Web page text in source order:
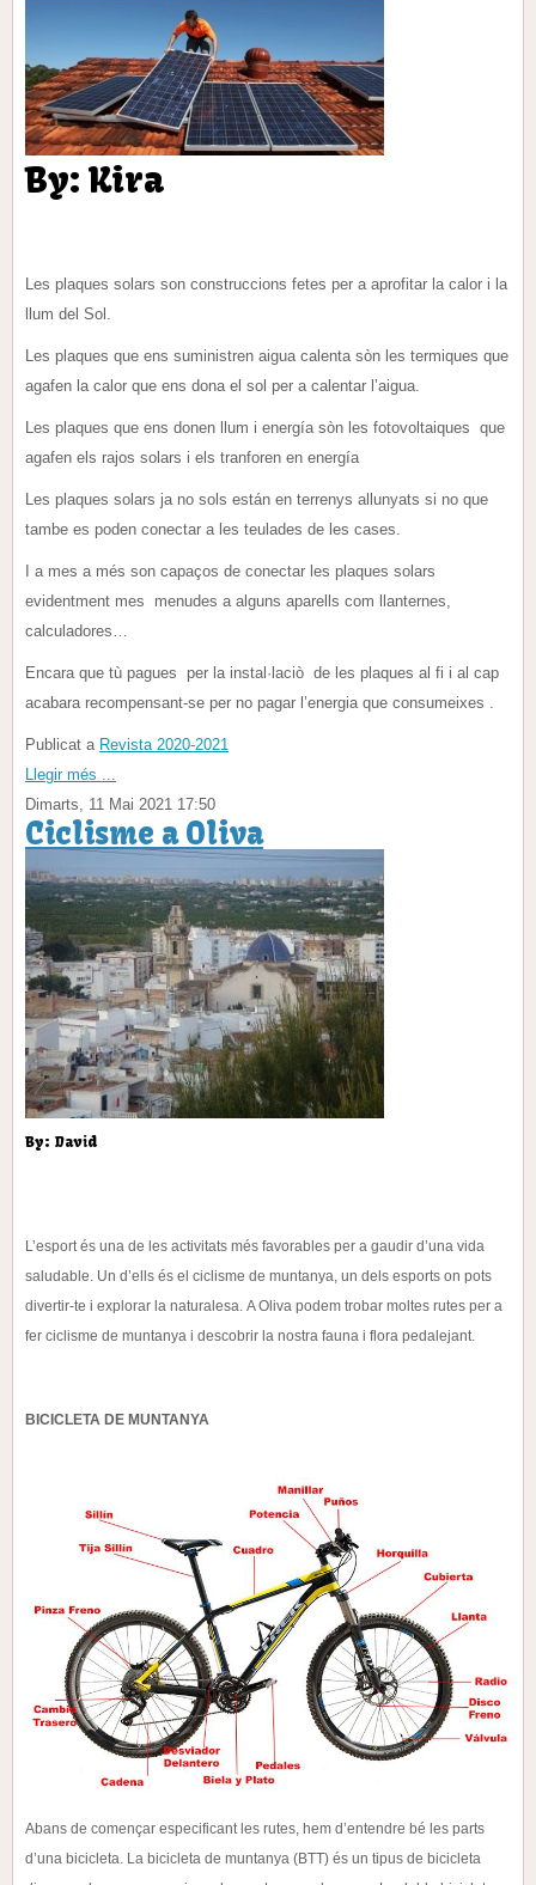
By: Kira
Les plaques solars son construccions fetes per a aprofitar la calor i la
llum del Sol.
Les plaques que ens suministren aigua calenta sòn les termiques que
agafen la calor que ens dona el sol per a calentar l’aigua.
Les plaques que ens donen llum i energía sòn les fotovoltaiques que
agafen els rajos solars i els tranforen en energía
Les plaques solars ja no sols están en terrenys allunyats si no que
tambe es poden conectar a les teulades de les cases.
I a mes a més son capaços de conectar les plaques solars
evidentment mes menudes a alguns aparells com llanternes,
calculadores…
Encara que tù pagues per la instal·laciò de les plaques al fi i al cap
acabararecompensant-se per no pagar l’energia que consumeixes .
Publicat a Revista 2020-2021
Llegir més ...
Dimarts, 11 Mai 2021 17:50
Ciclisme a Oliva
By: David
L’esport és una de les activitats més favorables per a gaudir d’una vida
saludable. Un d’ells és el ciclisme de muntanya, un dels esports on pots
divertir-te i explorar la naturalesa. A Oliva podem trobar moltes rutes per a
fer ciclisme de muntanya i descobrir la nostra fauna i flora pedalejant.
BICICLETA DE MUNTANYA
Abans de començar especificant les rutes, hem d’entendre bé les parts
d’una bicicleta. La bicicleta de muntanya (BTT) és un tipus de bicicleta